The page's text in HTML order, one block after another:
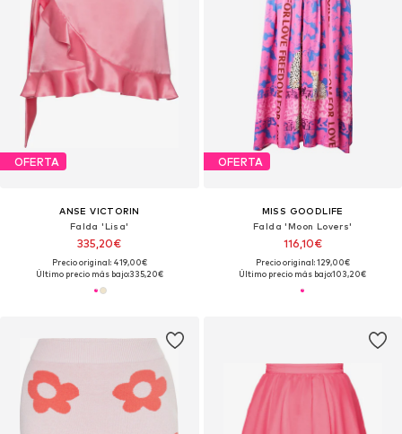
OFERTA
ANSE VICTORIN
Falda 'Lisa'
335,20€
Precio original: 419,00€
Último precio más bajo:335,20€
OFERTA
MISS GOODLIFE
Falda 'Moon Lovers'
116,10€
Precio original: 129,00€
Último precio más bajo:103,20€